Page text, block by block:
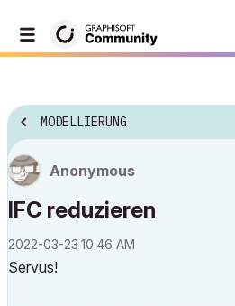
MODELLIERUNG
Anonymous
IFC reduzieren
‎2022-03-23 10:46 AM
Servus!